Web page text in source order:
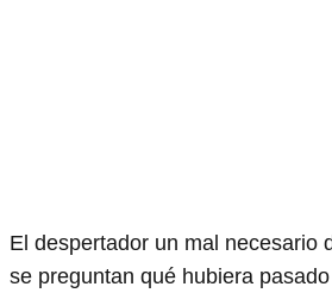
El despertador un mal necesario
se preguntan qué hubiera